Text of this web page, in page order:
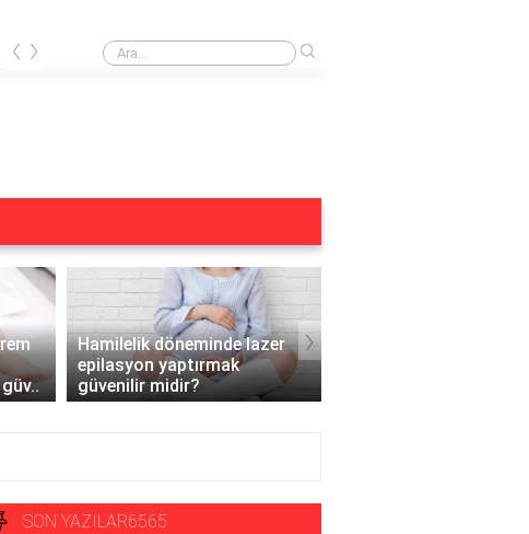
Alexandrite lazer kimler kullanamaz?
‹ ›
Hamilelik döneminde lazer
epilasyon yaptırmak
güvenilir midir?
›
SON YAZILAR6565